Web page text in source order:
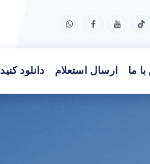
دانلود کنید ارسال استعلام ما